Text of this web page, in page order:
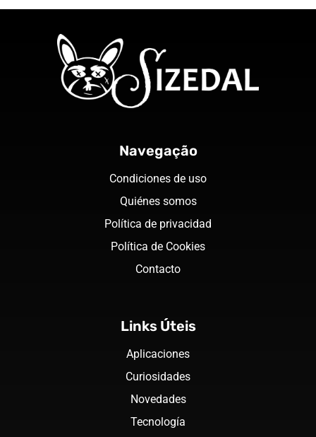
Navegação
Condiciones de uso
Quiénes somos
Política de privacidad
Política de Cookies
Contacto
Links Úteis
Aplicaciones
Curiosidades
Novedades
Tecnología